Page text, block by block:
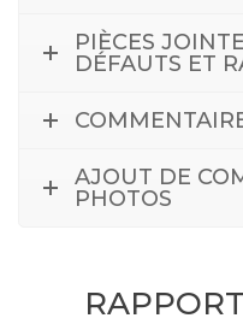
PIÈCES
DÉFAUTS ET
AJOUT DE
PHOTOS